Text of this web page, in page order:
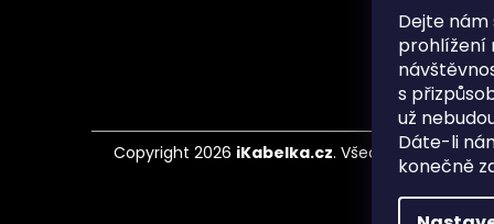
Dejte
prohlížení
s
už
Dáte-li
konečně
Copyright 2026 iKabelka.cz. Všechna práva